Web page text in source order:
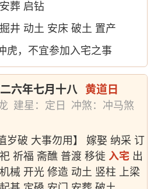
葬 启钻
井 动土 安床 破土 置产
虎，不宜参加入宅之事
六年七月十八 黄道日
建星：定日
冲煞：冲马煞
岁破 大事勿用】 嫁娶 纳采 订
祈福 斋醮 普渡 移徙 入宅 出
械 开光 修造 动土 竖柱 上梁